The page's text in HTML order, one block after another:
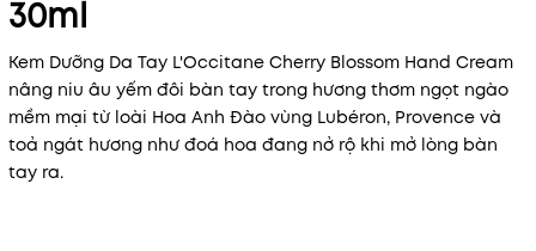
30ml
Kem Dưỡng Da Tay L'Occitane Cherry Blossom Hand Cream
nâng niu âu yếm đôi bàn tay trong hương thơm ngọt ngào
mềm mại từ loài Hoa Anh Đào vùng Lubéron, Provence và
toả ngát hương như đoá hoa đang nở rộ khi mở lòng bàn
tay ra.